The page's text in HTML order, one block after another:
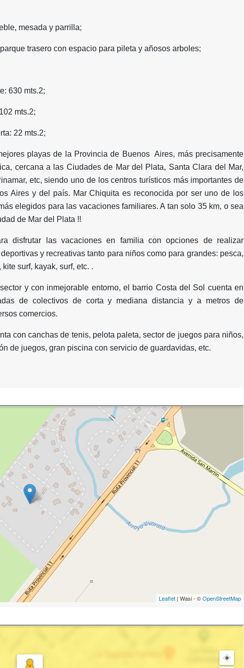
mesada y parrilla;
trasero con espacio para pileta y añosos arboles;
630 mts.2;
mts.2;
mts.2;
playas de la Provincia de Buenos Aires, más precisamente
cercana a las Ciudades de Mar del Plata, Santa Clara del Mar,
etc, siendo uno de los centros turísticos más importantes de
Aires y del país. Mar Chiquita es reconocida por ser uno de los
elegidos para las vacaciones familiares. A tan solo 35 km, o sea
de Mar del Plata !!
disfrutar las vacaciones en familia con opciones de realizar
y recreativas tanto para niños como para grandes: pesca,
surf, kayak, surf, etc. .
y con inmejorable entorno, el barrio Costa del Sol cuenta en
de colectivos de corta y mediana distancia y a metros de
comercios.
con canchas de tenis, pelota paleta, sector de juegos para niños,
de juegos, gran piscina con servicio de guardavidas, etc.
Leaflet | Wasi - ©OpenStreetMap